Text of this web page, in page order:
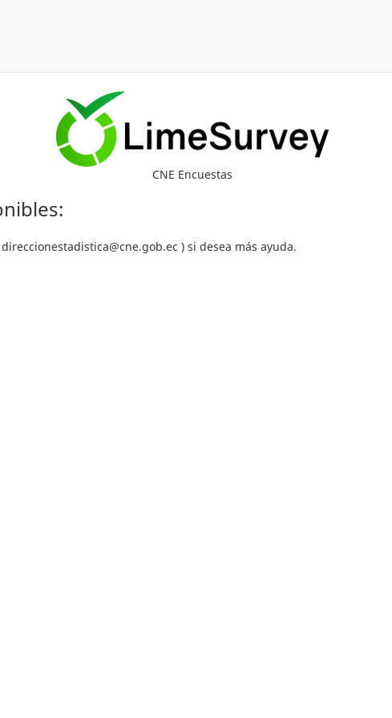
CNE Encuestas
) si desea más ayuda.